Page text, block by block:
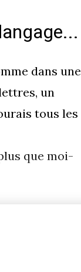
dans une
un
tous les
que moi-